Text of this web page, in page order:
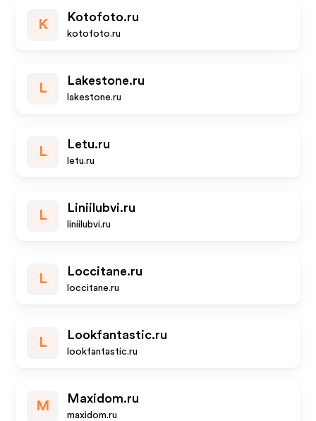
K
Kotofoto.ru
kotofoto.ru
L
Lakestone.ru
lakestone.ru
L
Letu.ru
letu.ru
L
Liniilubvi.ru
liniilubvi.ru
L
Loccitane.ru
loccitane.ru
L
Lookfantastic.ru
lookfantastic.ru
M
Maxidom.ru
maxidom.ru